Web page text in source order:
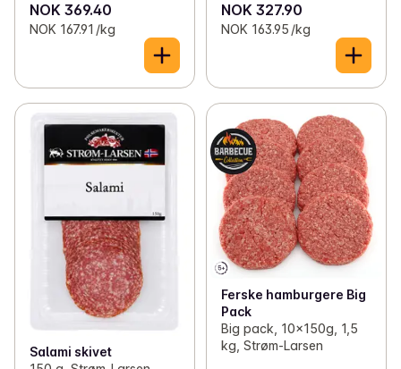
NOK 369.40
NOK 167.91 /kg
NOK 327.90
NOK 163.95 /kg
Salami skivet
Ferske hamburgere Big
Pack
Big pack, 10x150g, 1,5
kg, Strøm-Larsen